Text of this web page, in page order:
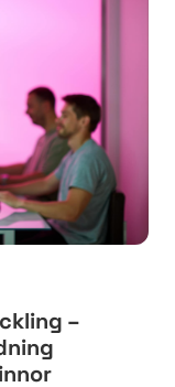
–